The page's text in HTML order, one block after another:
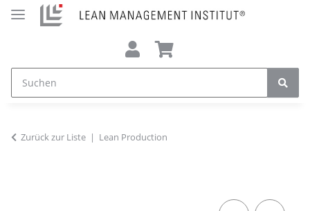
Zurück zur Liste Lean Production